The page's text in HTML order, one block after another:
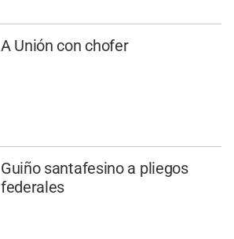
A Unión con chofer
Guiño santafesino a pliegos
federales